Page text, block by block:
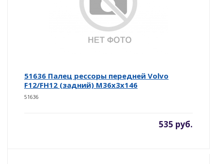
51636 Палец рессоры передней Volvo
F12/FH12 (задний) M36x3x146
51636
535 руб.